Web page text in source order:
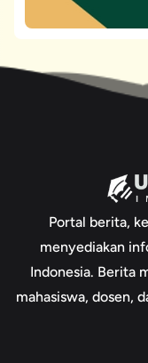
Portal berita,
menyediakan
Indonesia. Berita
mahasiswa, dosen,